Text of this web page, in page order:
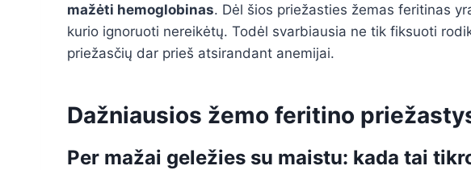
mažėti hemoglobinas. Dėl šios priežasties žemas feritinas
kurio ignoruoti nereikėtų. Todėl svarbiausia ne tik fiksuoti
priežasčių dar prieš atsirandant anemijai.
Dažniausios žemo feritino
Per mažai geležies su maistu: kada tai